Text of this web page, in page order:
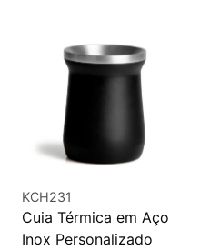
KCH231
Cuia Térmica em Aço
Inox Personalizado